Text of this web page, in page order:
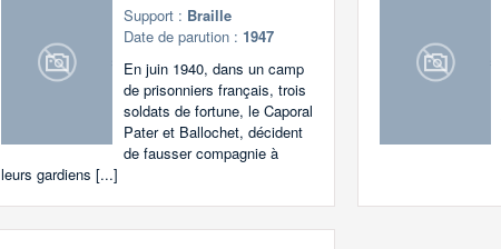
Support : Braille
Date de parution : 1947
En juin 1940, dans un camp
de prisonniers français, trois
soldats de fortune, le Caporal
Pater et Ballochet, décident
de fausser compagnie à
leurs gardiens [...]